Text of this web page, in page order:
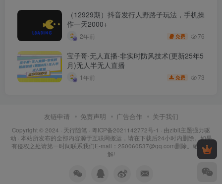
（12929期）抖音发行人野路子玩法，手机操
作一天2000+
2年前 免费 76
宝子哥·无人直播-非实时防风技术(更新25年5
月)无人半无人直播
1年前 免费 73
友链申请 免责声明 广告合作 关于我们
Copyright © 2024 · 天行随笔 · 粤ICP备2021142772号-1 · 由zibll主题强力驱
动 · 本站所发布的全部内容源于互联网搬运，请在下载后24小时内删除。如果
有侵权之处请第一时间联系我们E-mail：250060537@qq.com删除。敬请谅
解!